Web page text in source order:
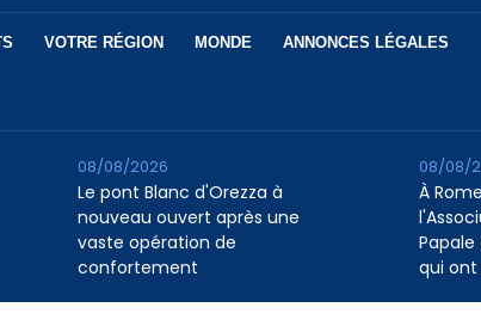
VOTRE RÉGION MONDE ANNONCES LÉGALES
Le pont Blanc d'Orezza à
nouveau ouvert après une
vaste opération de
confortement
08/08/2026
À
Papale
qui ont
08/08/